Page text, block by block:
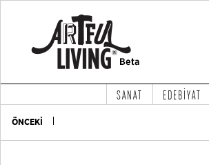
SANAT EDEBİYAT
ÖNCEKİ